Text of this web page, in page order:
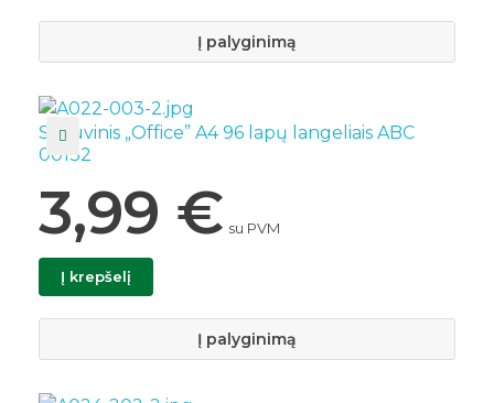
Į palyginimą
Sąsiuvinis „Office” A4 96 lapų langeliais ABC
00132
3,99 € su PVM
Į krepšelį
Į palyginimą